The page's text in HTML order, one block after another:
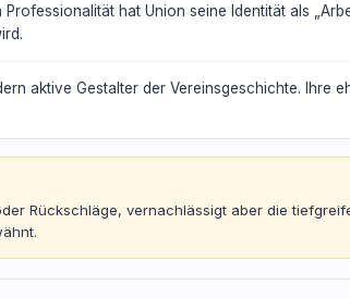
hat Union seine Identität als
aktive Gestalter der Vereinsgeschichte. Ihre
Rückschläge, vernachlässigt aber die